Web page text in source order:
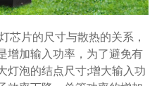
片的尺寸与散热的关系，
增加输入功率，为了避免有
灯泡的结点尺寸;增大输入功